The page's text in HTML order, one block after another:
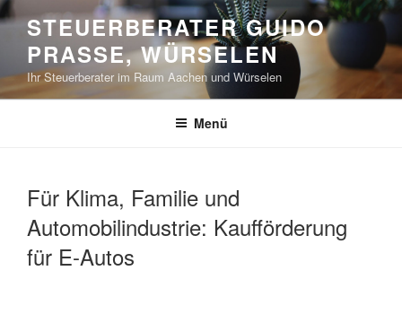
Zum
Inhalt
springen
STEUERBERATER GUIDO
PRASSE, WÜRSELEN
Ihr Steuerberater im Raum Aachen und Würselen
Menü
Für Klima, Familie und
Automobilindustrie: Kaufförderung
für E-Autos